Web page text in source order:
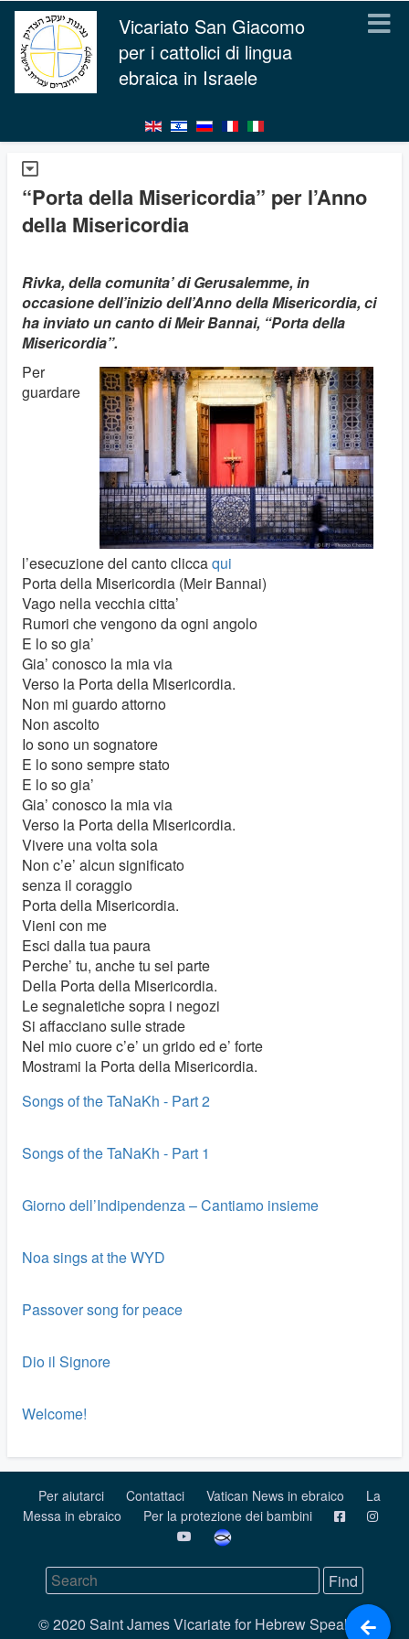
Vicariato San Giacomo
per i cattolici di lingua
ebraica in Israele
“Porta della Misericordia” per l’Anno
della Misericordia
Rivka, della comunita’ di Gerusalemme, in
occasione dell’inizio dell’Anno della Misericordia, ci
ha inviato un canto di Meir Bannai, “Porta della
Misericordia”.
Per
guardare
l’esecuzione del canto cliccaqui
Porta della Misericordia (Meir Bannai)
Vago nella vecchia citta’
Rumori che vengono da ogni angolo
E lo so gia’
Gia’ conosco la mia via
Verso la Porta della Misericordia.
Non mi guardo attorno
Non ascolto
Io sono un sognatore
E lo sono sempre stato
E lo so gia’
Gia’ conosco la mia via
Verso la Porta della Misericordia.
Vivere una volta sola
Non c’e’ alcun significato
senza il coraggio
Porta della Misericordia.
Vieni con me
Esci dalla tua paura
Perche’ tu, anche tu sei parte
Della Porta della Misericordia.
Le segnaletiche sopra i negozi
Si affacciano sulle strade
Nel mio cuore c’e’ un grido ed e’ forte
Mostrami la Porta della Misericordia.
Songs of the TaNaKh - Part 2
Songs of the TaNaKh - Part 1
Giorno dell’Indipendenza – Cantiamo insieme
Noa sings at the WYD
Passover song for peace
Dio il Signore
Welcome!
Per aiutarci Contattaci Vatican News in ebraico
La
Messa in ebraico
Per la protezione dei bambini
© 2020 Saint James Vicariate for Hebrew Speaking